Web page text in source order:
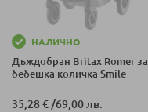
НАЛИЧНО
Дъждобран Britax Romer за
бебешка количка Smile
35,28 €/69,00 лв.